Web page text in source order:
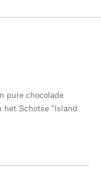
pure chocolade
het Schotse "Island